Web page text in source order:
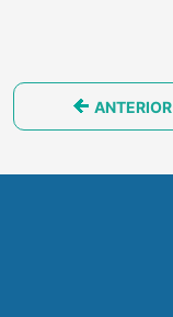
ANTERIOR